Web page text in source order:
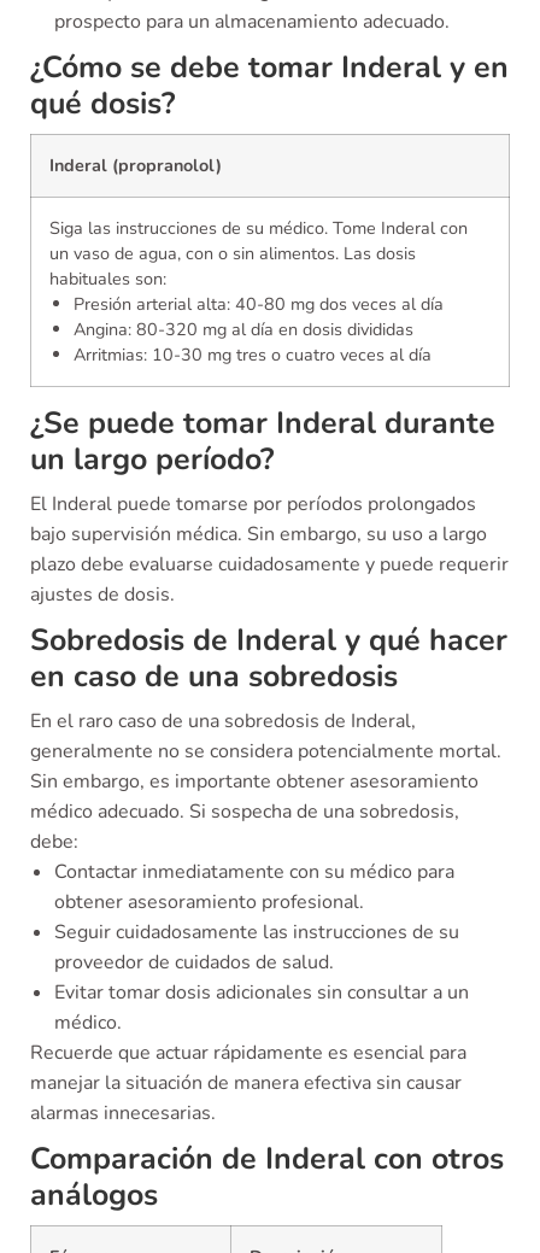
prospecto para un almacenamiento adecuado.
¿Cómo se debe tomar Inderal y en
qué dosis?
Inderal (propranolol)
Siga las instrucciones de su médico. Tome Inderal con
un vaso de agua, con o sin alimentos. Las dosis
habituales son:
Presión arterial alta: 40-80 mg dos veces al día
Angina: 80-320 mg al día en dosis divididas
Arritmias: 10-30 mg tres o cuatro veces al día
¿Se puede tomar Inderal durante
un largo período?
El Inderal puede tomarse por períodos prolongados
bajo supervisión médica. Sin embargo, su uso a largo
plazo debe evaluarse cuidadosamente y puede requerir
ajustes de dosis.
Sobredosis de Inderal y qué hacer
en caso de una sobredosis
En el raro caso de una sobredosis de Inderal,
generalmente no se considera potencialmente mortal.
Sin embargo, es importante obtener asesoramiento
médico adecuado. Si sospecha de una sobredosis,
debe:
Contactar inmediatamente con su médico para
obtener asesoramiento profesional.
Seguir cuidadosamente las instrucciones de su
proveedor de cuidados de salud.
Evitar tomar dosis adicionales sin consultar a un
médico.
Recuerde que actuar rápidamente es esencial para
manejar la situación de manera efectiva sin causar
alarmas innecesarias.
Comparación de Inderal con otros
análogos